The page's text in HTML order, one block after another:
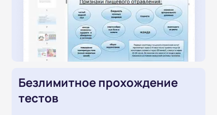
Безлимитное прохождение
тестов